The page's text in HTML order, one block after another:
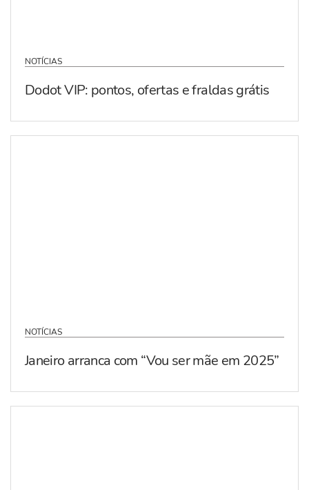
NOTÍCIAS
Dodot VIP: pontos, ofertas e fraldas grátis
NOTÍCIAS
Janeiro arranca com “Vou ser mãe em 2025”